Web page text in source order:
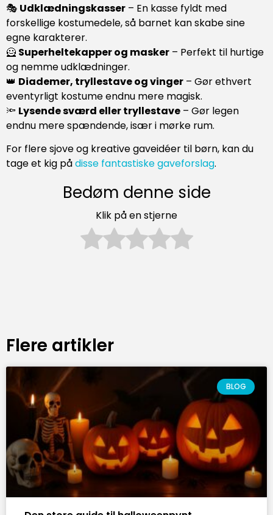
🎭 Udklædningskasser – En kasse fyldt med
forskellige kostumedele, så barnet kan skabe sine
egne karakterer.
🦸 Superheltekapper og masker – Perfekt til hurtige
og nemme udklædninger.
👑 Diademer, tryllestave og vinger – Gør ethvert
eventyrligt kostume endnu mere magisk.
🔦 Lysende sværd eller tryllestave – Gør legen
endnu mere spændende, især i mørke rum.
For flere sjove og kreative gaveidéer til børn, kan du
tage et kig pådisse fantastiske gaveforslag.
Bedøm denne side
Klik på en stjerne
Flere artikler
BLOG